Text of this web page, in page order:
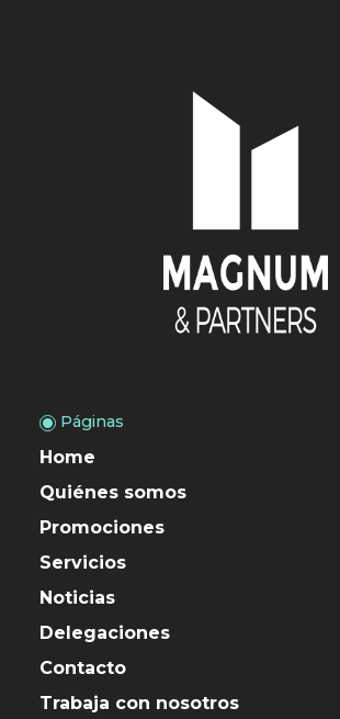
Páginas
Home
Quiénes somos
Promociones
Servicios
Noticias
Delegaciones
Contacto
Trabaja con nosotros